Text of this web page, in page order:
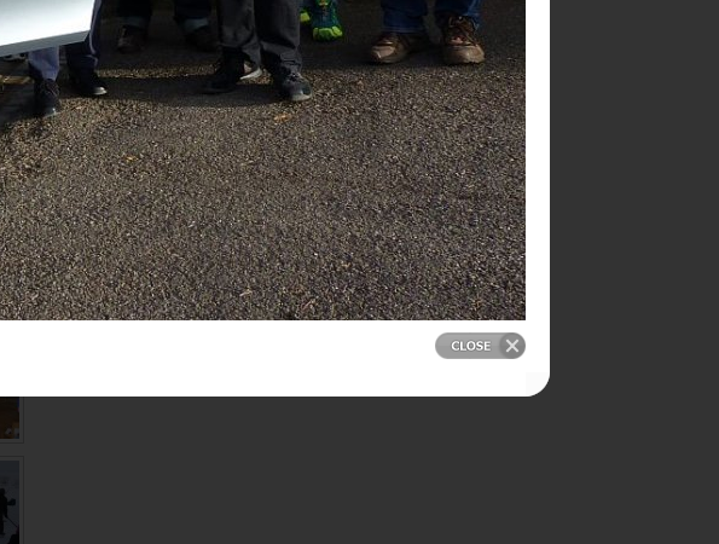
rathaus@emersacker.de